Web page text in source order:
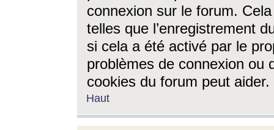
connexion sur le forum.
telles que l’enregistrement
si cela a été activé par le
problèmes de connexion ou
cookies du forum peut aider.
Haut